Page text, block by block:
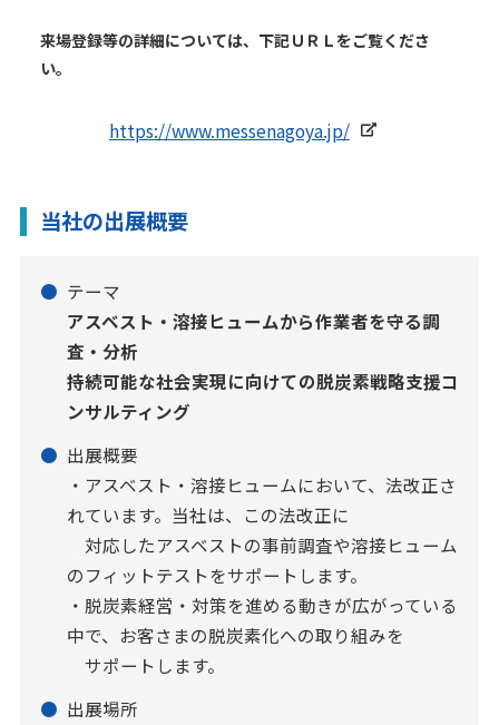
来場登録等の詳細については、下記ＵＲＬをご覧くださ
い。
https://www.messenagoya.jp/
当社の出展概要
テーマ
アスベスト・溶接ヒュームから作業者を守る調
査・分析
持続可能な社会実現に向けての脱炭素戦略支援コ
ンサルティング
出展概要
・アスベスト・溶接ヒュームにおいて、法改正さ
れています。当社は、この法改正に
対応したアスベストの事前調査や溶接ヒューム
のフィットテストをサポートします。
・脱炭素経営・対策を進める動きが広がっている
中で、お客さまの脱炭素化への取り組みを
サポートします。
出展場所